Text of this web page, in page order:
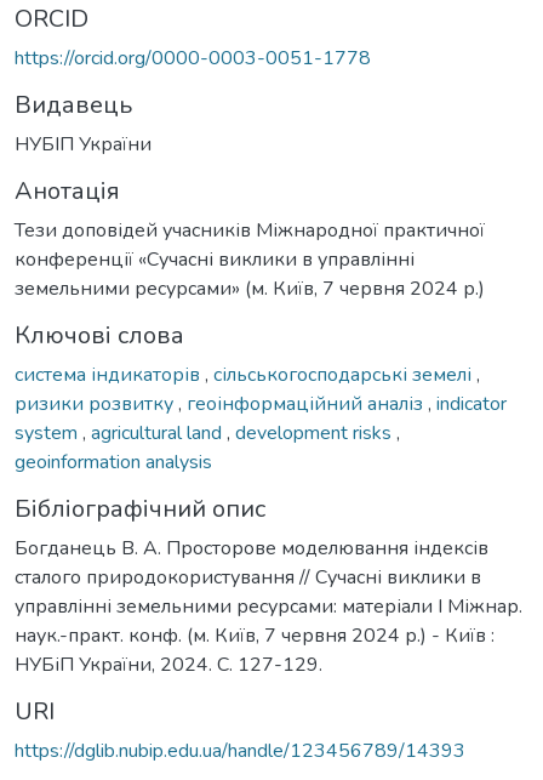
ORCID
https://orcid.org/0000-0003-0051-1778
Видавець
НУБІП України
Анотація
Тези доповідей учасників Міжнародної практичної
конференції «Сучасні виклики в управлінні
земельними ресурсами» (м. Київ, 7 червня 2024 р.)
Ключові слова
система індикаторів , сільськогосподарські земелі ,
ризики розвитку, геоінформаційний аналіз , indicator
system , agricultural land , development risks ,
geoinformation analysis
Бібліографічний опис
Богданець В. А. Просторове моделювання індексів
сталого природокористування // Сучасні виклики в
управлінні земельними ресурсами: матеріали І Міжнар.
наук.-практ. конф. (м. Київ, 7 червня 2024 р.) - Київ :
НУБіП України, 2024. С. 127-129.
URI
https://dglib.nubip.edu.ua/handle/123456789/14393